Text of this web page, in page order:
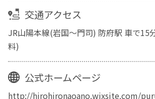
交通アクセス
JR山陽本線(岩国～門司) 防府駅 車で15
料)
公式ホームページ
http://hirohironaoano.wixsite.com/